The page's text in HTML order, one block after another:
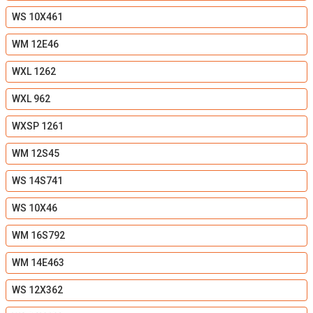
WS 10X461
WM 12E46
WXL 1262
WXL 962
WXSP 1261
WM 12S45
WS 14S741
WS 10X46
WM 16S792
WM 14E463
WS 12X362